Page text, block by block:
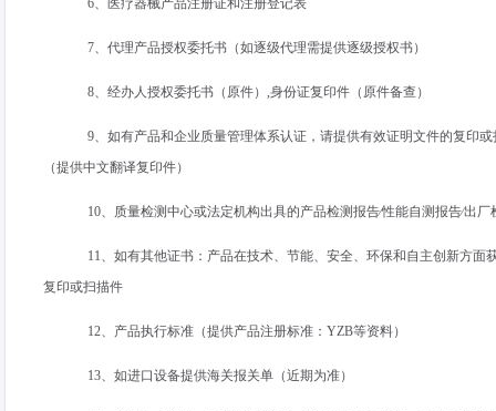
6、医疗器械产品注册证和注册登记表
7、代理产品授权委托书（如逐级代理需提供逐级授权书）
8、经办人授权委托书（原件） ,身份证复印件（原件备查）
9、如有产品和企业质量管理体系认证，请提供有效证明文件的复印
（提供中文翻译复印件）
10、质量检测中心或法定机构出具的产品检测报告∕性能自测报告∕出
11、如有其他证书：产品在技术、节能、安全、环保和自主创新方
复印或扫描件
12、产品执行标准（提供产品注册标准： YZB等资料）
13、如进口设备提供海关报关单（近期为准）